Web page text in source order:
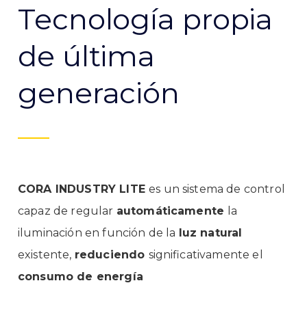
Tecnología propia
de última
generación
CORA INDUSTRY LITEes un sistema de control
capaz de regular automáticamente la
iluminación en función de la luz natural
existente, reduciendo significativamente el
consumo de energía